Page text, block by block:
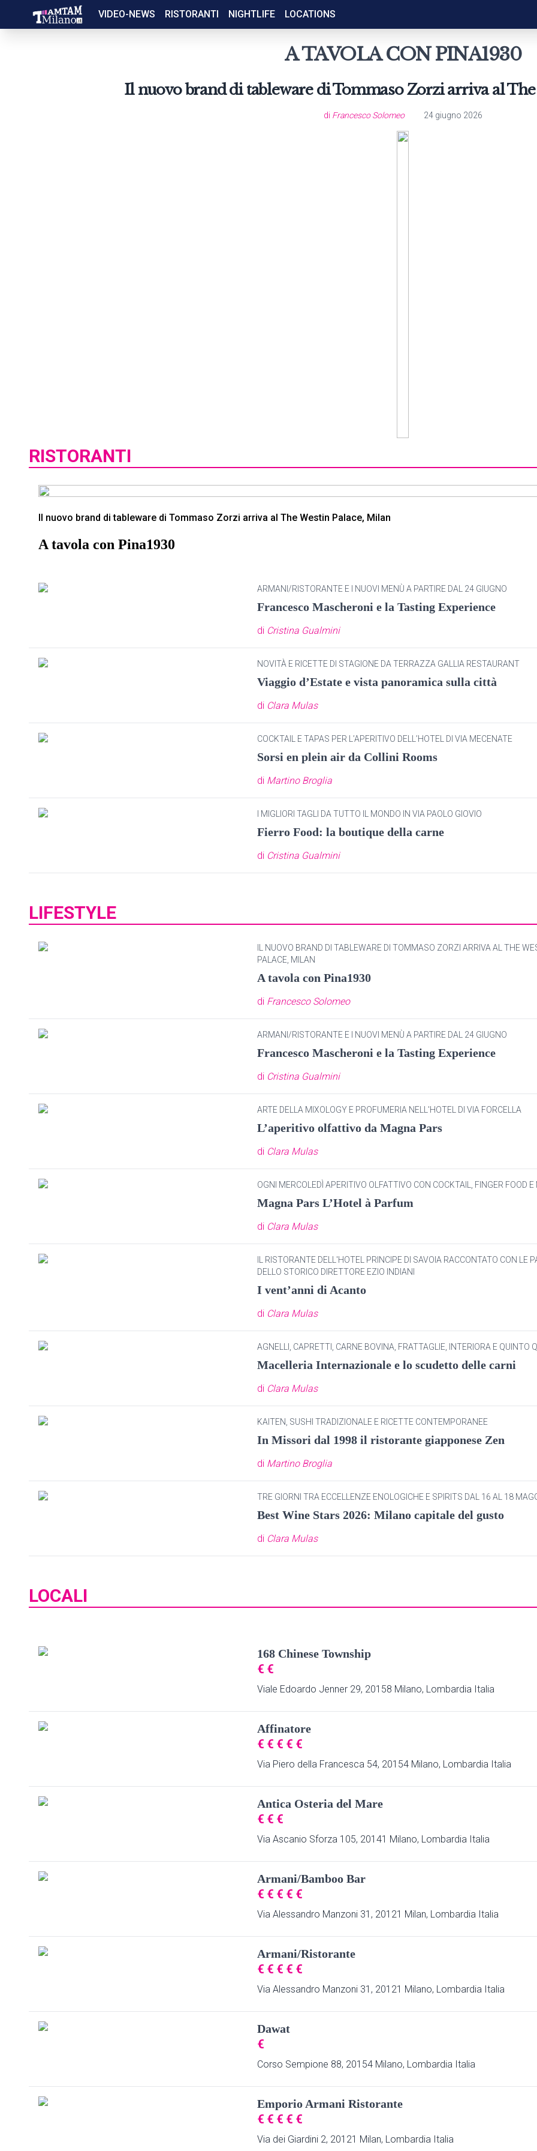
VIDEO-NEWS RISTORANTI NIGHTLIFE LOCATIONS
A TAVOLA CON PINA1930
Il nuovo brand di tableware di Tommaso Zorzi arriva al
di Francesco Solomeo 24 giugno 2026
RISTORANTI
Il nuovo brand di tableware di Tommaso Zorzi arriva al The Westin Palace, Milan
A tavola con Pina1930
ARMANI/RISTORANTE E I NUOVI MENÙ A PARTIRE DAL 24 GIUGNO
Francesco Mascheroni e la Tasting Experience
di Cristina Gualmini
NOVITÀ E RICETTE DI STAGIONE DA TERRAZZA GALLIA RESTAURANT
Viaggio d’Estate e vista panoramica sulla città
di Clara Mulas
COCKTAIL E TAPAS PER L’APERITIVO DELL’HOTEL DI VIA MECENATE
Sorsi en plein air da Collini Rooms
di Martino Broglia
I MIGLIORI TAGLI DA TUTTO IL MONDO IN VIA PAOLO GIOVIO
Fierro Food: la boutique della carne
di Cristina Gualmini
LIFESTYLE
IL NUOVO BRAND DI TABLEWARE DI TOMMASO ZORZI ARRIVA AL THE
PALACE, MILAN
A tavola con Pina1930
di Francesco Solomeo
ARMANI/RISTORANTE E I NUOVI MENÙ A PARTIRE DAL 24 GIUGNO
Francesco Mascheroni e la Tasting Experience
di Cristina Gualmini
ARTE DELLA MIXOLOGY E PROFUMERIA NELL'HOTEL DI VIA FORCELLA
L’aperitivo olfattivo da Magna Pars
di Clara Mulas
OGNI MERCOLEDÌ APERITIVO OLFATTIVO CON COCKTAIL, FINGER FOOD E
Magna Pars L’Hotel à Parfum
di Clara Mulas
IL RISTORANTE DELL'HOTEL PRINCIPE DI SAVOIA RACCONTATO CON LE
DELLO STORICO DIRETTORE EZIO INDIANI
I vent’anni di Acanto
di Clara Mulas
AGNELLI, CAPRETTI, CARNE BOVINA, FRATTAGLIE, INTERIORA E QUINTO
Macelleria Internazionale e lo scudetto delle carni
di Clara Mulas
KAITEN, SUSHI TRADIZIONALE E RICETTE CONTEMPORANEE
In Missori dal 1998 il ristorante giapponese Zen
di Martino Broglia
TRE GIORNI TRA ECCELLENZE ENOLOGICHE E SPIRITS DAL 16 AL 18
Best Wine Stars 2026: Milano capitale del gusto
di Clara Mulas
LOCALI
168 Chinese Township
€ €
Viale Edoardo Jenner 29, 20158 Milano, Lombardia Italia
Affinatore
€ € € € €
Via Piero della Francesca 54, 20154 Milano, Lombardia Italia
Antica Osteria del Mare
€ € €
Via Ascanio Sforza 105, 20141 Milano, Lombardia Italia
Armani/Bamboo Bar
€ € € € €
Via Alessandro Manzoni 31, 20121 Milan, Lombardia Italia
Armani/Ristorante
€ € € € €
Via Alessandro Manzoni 31, 20121 Milano, Lombardia Italia
Dawat
€
Corso Sempione 88, 20154 Milano, Lombardia Italia
Emporio Armani Ristorante
€ € € € €
Via dei Giardini 2, 20121 Milan, Lombardia Italia